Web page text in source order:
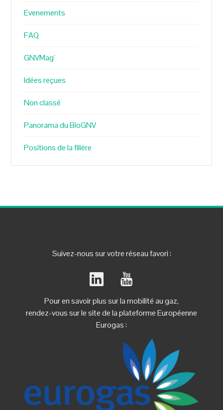
Evenements
FAQ
GNVMag'
Idées reçues
Non classé
Panorama du BioGNV
Positions de la filière
Suivez-nous sur votre réseau favori :
Pour en savoir plus sur la mobilité au gaz,
rendez-vous sur le site de la plateforme Européenne
Eurogas :